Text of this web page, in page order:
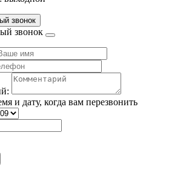
звонок
звонок
и дату, когда вам перезвонить